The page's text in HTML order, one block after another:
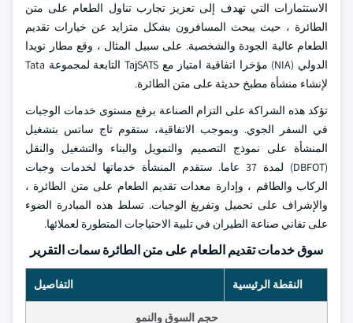
الاستثمارات التي تهدف إلى تعزيز تجارب تناول الطعام على متن
الطائرة ، حيث يبحث المسافرون بشكل متزايد عن خيارات تقديم
الطعام عالية الجودة والشخصية. على سبيل المثال ، وقع مطار نويدا
الدولي (NIA) مؤخرا اتفاقية امتياز مع TajSATS التابعة لمجموعة Tata
لإنشاء منشأة مطبخ حديثة على متن الطائرة.
تؤكد هذه الشراكة على التزام الصناعة برفع مستوى خدمات الوجبات
في السفر الجوي. وبموجب الاتفاقية، ستقوم تاج ساتس بتشغيل
المنشأة على نموذج التصميم والتمويل والبناء والتشغيل والنقل
(DBFOT) لمدة 37 عاما. ستقدم المنشأة خدماتها لخدمات وجبات
الركاب والطاقم ، وإدارة معدات تقديم الطعام على متن الطائرة ،
والإشراف على تحميل وتفريغ الوجبات. تسلط هذه المبادرة الضوء
على تفاني صناعة الطيران في تلبية الاحتياجات المتطورة لعملائها.
سوق خدمات تقديم الطعام على متن الطائرة سمات التقرير
النقطة الرئيسية التفاصيل
حجم السوق والنمو